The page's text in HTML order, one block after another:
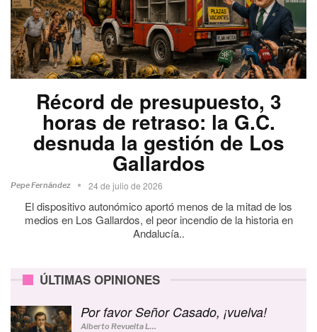
Récord de presupuesto, 3
horas de retraso: la G.C.
desnuda la gestión de Los
Gallardos
Pepe Fernández 24 de julio de 2026
El dispositivo autonómico aportó menos de la mitad de los
medios en Los Gallardos, el peor incendio de la historia en
Andalucía..
ÚLTIMAS OPINIONES
Por favor Señor Casado, ¡vuelva!
Alberto Revuelta Lucerga